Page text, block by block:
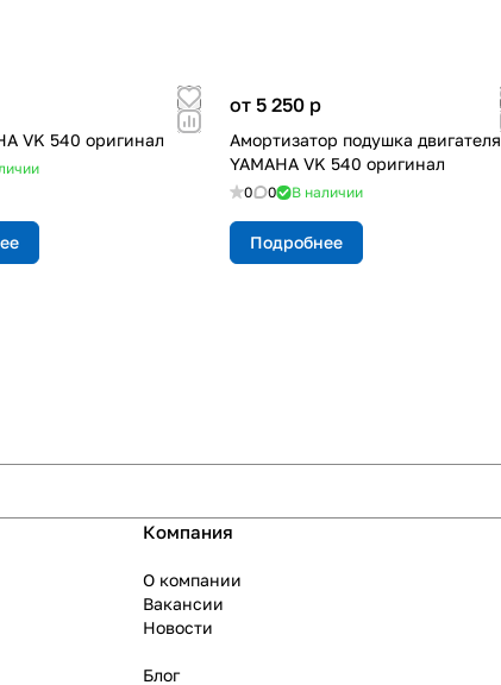
VK 540 оригинал
от 5 250 p
Амортизатор подушка двигателя
YAMAHA VK 540 оригинал
0 0 В наличии
Подробнее
Компания
О компании
Вакансии
Новости
Блог